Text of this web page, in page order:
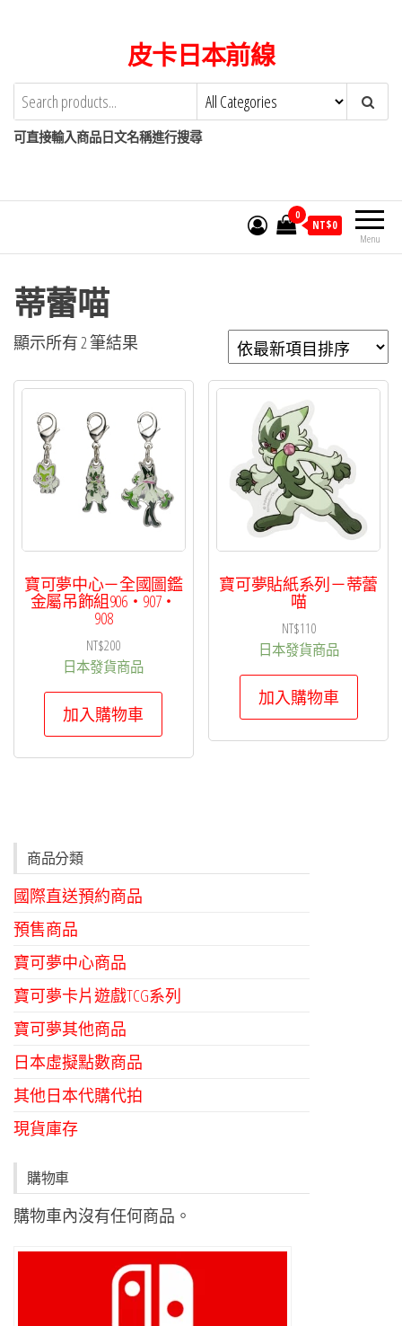
content
皮卡日本前線
可直接輸入商品日文名稱進行搜尋
Menu
0
NT$0
蒂蕾喵
顯示所有 2 筆結果
新
項
目
排
序
寶可夢中心－全國圖鑑
金屬吊飾組906・907・
908
NT$200
日本發貨商品
加入購物車
寶可夢貼紙系列－蒂蕾
喵
NT$110
日本發貨商品
加入購物車
商品分類
國際直送預約商品
預售商品
寶可夢中心商品
寶可夢卡片遊戲TCG系列
寶可夢其他商品
日本虛擬點數商品
其他日本代購代拍
現貨庫存
購物車
購物車內沒有任何商品。